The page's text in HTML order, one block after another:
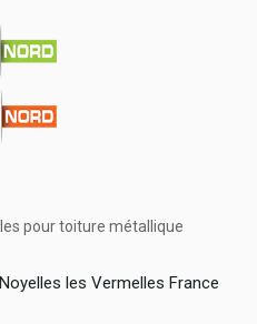
pour toiture métallique
les Vermelles France